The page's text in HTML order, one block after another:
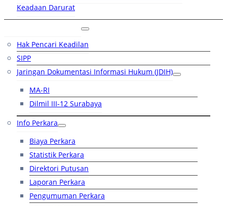
Keadaan Darurat
Hak Pencari Keadilan
SIPP
Jaringan Dokumentasi Informasi Hukum (JDIH)
MA-RI
Dilmil III-12 Surabaya
Info Perkara
Biaya Perkara
Statistik Perkara
Direktori Putusan
Laporan Perkara
Pengumuman Perkara